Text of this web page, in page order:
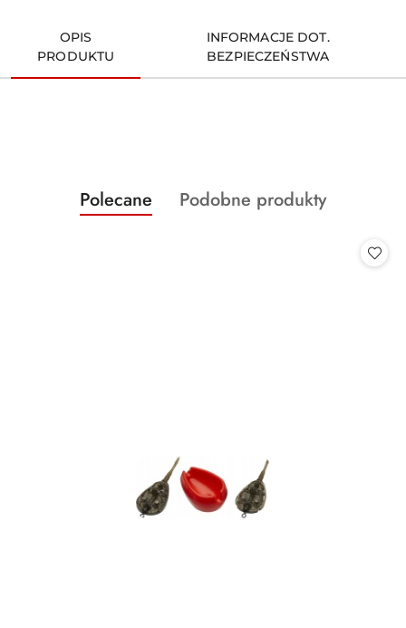
OPIS
PRODUKTU
INFORMACJE DOT.
BEZPIECZEŃSTWA
Pomiń karuzelę produktów
Produkty
o
Polecane
Produkty
Podobne produkty